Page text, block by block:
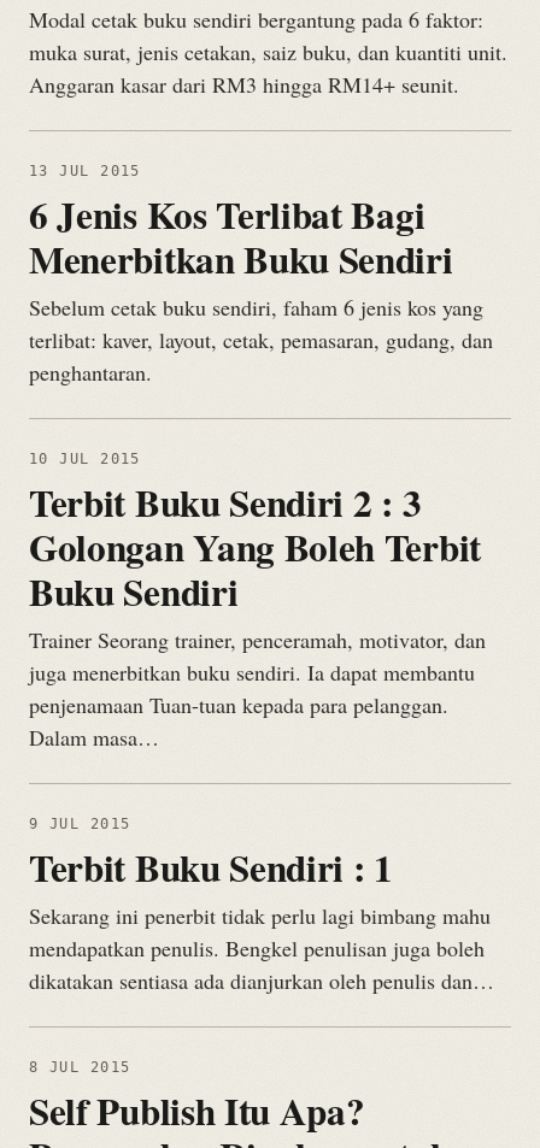
Modal cetak buku sendiri bergantung pada 6 faktor:
muka surat, jenis cetakan, saiz buku, dan kuantiti unit.
Anggaran kasar dari RM3 hingga RM14+ seunit.
13 JUL 2015
6 Jenis Kos Terlibat Bagi
Menerbitkan Buku Sendiri
Sebelum cetak buku sendiri, faham 6 jenis kos yang
terlibat: kaver, layout, cetak, pemasaran, gudang, dan
penghantaran.
10 JUL 2015
Terbit Buku Sendiri 2 : 3
Golongan Yang Boleh Terbit
Buku Sendiri
Trainer Seorang trainer, penceramah, motivator, dan
juga menerbitkan buku sendiri. Ia dapat membantu
penjenamaan Tuan-tuan kepada para pelanggan.
Dalam masa…
9 JUL 2015
Terbit Buku Sendiri : 1
Sekarang ini penerbit tidak perlu lagi bimbang mahu
mendapatkan penulis. Bengkel penulisan juga boleh
dikatakan sentiasa ada dianjurkan oleh penulis dan…
8 JUL 2015
Self Publish Itu Apa?